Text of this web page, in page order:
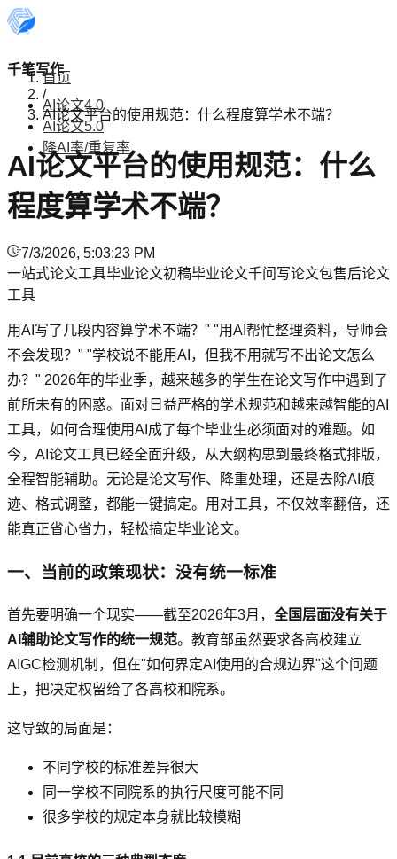
千笔写作
AI论文4.0
AI论文5.0
降AI率/重复率
首页
/
AI论文平台的使用规范：什么程度算学术不端？
AI论文平台的使用规范：什么
程度算学术不端？
7/3/2026, 5:03:23 PM
一站式论文工具毕业论文初稿毕业论文千问写论文包售后论文
工具
用AI写了几段内容算学术不端？" "用AI帮忙整理资料，导师会
不会发现？" "学校说不能用AI，但我不用就写不出论文怎么
办？" 2026年的毕业季，越来越多的学生在论文写作中遇到了
前所未有的困惑。面对日益严格的学术规范和越来越智能的AI
工具，如何合理使用AI成了每个毕业生必须面对的难题。如
今，AI论文工具已经全面升级，从大纲构思到最终格式排版，
全程智能辅助。无论是论文写作、降重处理，还是去除AI痕
迹、格式调整，都能一键搞定。用对工具，不仅效率翻倍，还
能真正省心省力，轻松搞定毕业论文。
一、当前的政策现状：没有统一标准
首先要明确一个现实——截至2026年3月， 全国层面没有关于
AI辅助论文写作的统一规范。教育部虽然要求各高校建立
AIGC检测机制，但在"如何界定AI使用的合规边界"这个问题
上，把决定权留给了各高校和院系。
这导致的局面是：
不同学校的标准差异很大
同一学校不同院系的执行尺度可能不同
很多学校的规定本身就比较模糊